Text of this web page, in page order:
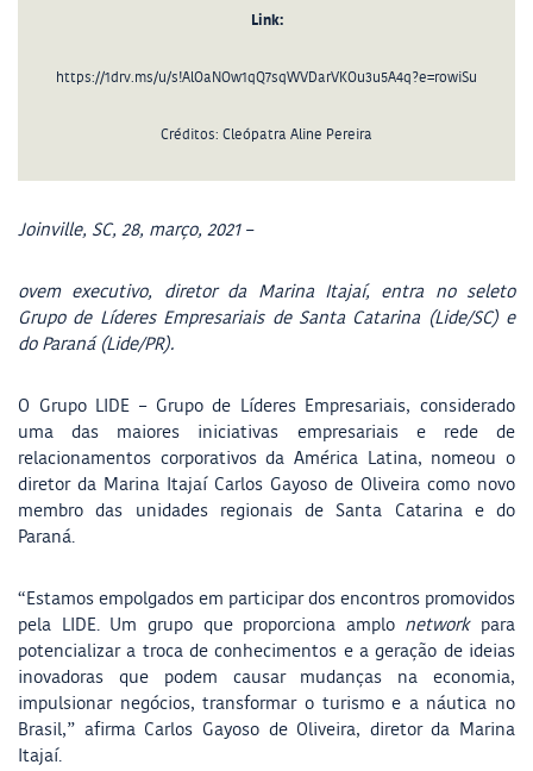
Link:
https://1drv.ms/u/s!AlOaNOw1qQ7sqWVDarVKOu3u5A4q?e=rowiSu
Créditos: Cleópatra Aline Pereira
Joinville, SC, 28, março, 2021 –
ovem executivo, diretor da Marina Itajaí, entra no seleto
Grupo de Líderes Empresariais de Santa Catarina (Lide/SC) e
do Paraná (Lide/PR).
O Grupo LIDE – Grupo de Líderes Empresariais, considerado
uma das maiores iniciativas empresariais e rede de
relacionamentos corporativos da América Latina, nomeou o
diretor da Marina Itajaí Carlos Gayoso de Oliveira como novo
membro das unidades regionais de Santa Catarina e do
Paraná.
“Estamos empolgados em participar dos encontros promovidos
pela LIDE. Um grupo que proporciona amplo network para
potencializar a troca de conhecimentos e a geração de ideias
inovadoras que podem causar mudanças na economia,
impulsionar negócios, transformar o turismo e a náutica no
Brasil,” afirma Carlos Gayoso de Oliveira, diretor da Marina
Itajaí.